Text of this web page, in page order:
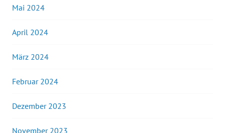
Mai 2024
April 2024
März 2024
Februar 2024
Dezember 2023
November 2023